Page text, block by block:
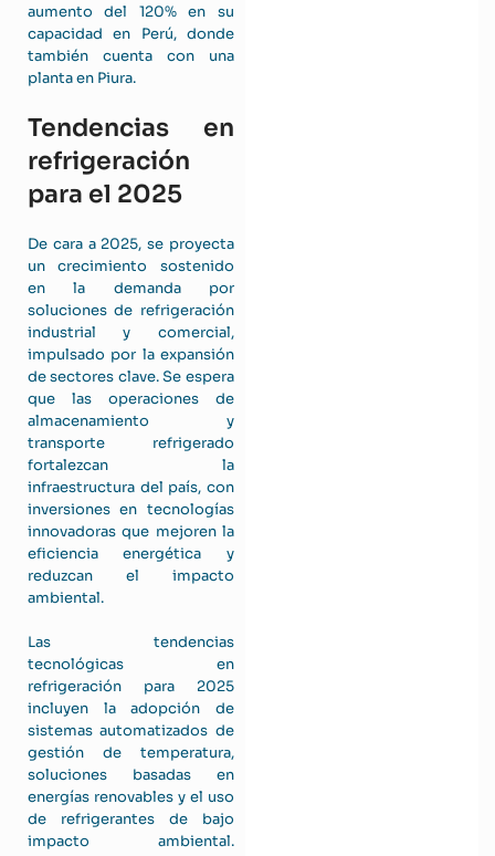
aumento del 120% en su
capacidad en Perú, donde
también cuenta con una
planta en Piura.
Tendencias en
refrigeración
para el 2025
De cara a 2025, se proyecta
un crecimiento sostenido
en la demanda por
soluciones de refrigeración
industrial y comercial,
impulsado por la expansión
de sectores clave. Se espera
que las operaciones de
almacenamiento y
transporte refrigerado
fortalezcan la
infraestructura del país, con
inversiones en tecnologías
innovadoras que mejoren la
eficiencia energética y
reduzcan el impacto
ambiental.
Las tendencias
tecnológicas en
refrigeración para 2025
incluyen la adopción de
sistemas automatizados de
gestión de temperatura,
soluciones basadas en
energías renovables y el uso
de refrigerantes de bajo
impacto ambiental.